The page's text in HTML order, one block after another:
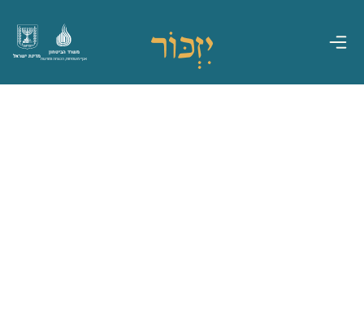
מדינת ישראל
משרד הביטחון
אגף משפחות, הנצחה ומורשת